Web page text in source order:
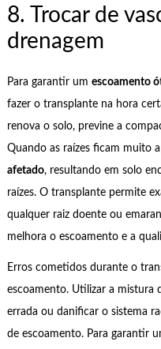
8. Trocar de
drenagem
Para garantir um escoamento
fazer o transplante na hora
renova o solo, previne a
Quando as raízes ficam muito
afetado, resultando em solo
raízes. O transplante permite
qualquer raiz doente ou
melhora o escoamento e a
Erros cometidos durante o
escoamento. Utilizar a mistura
errada ou danificar o sistema
de escoamento. Para garantir